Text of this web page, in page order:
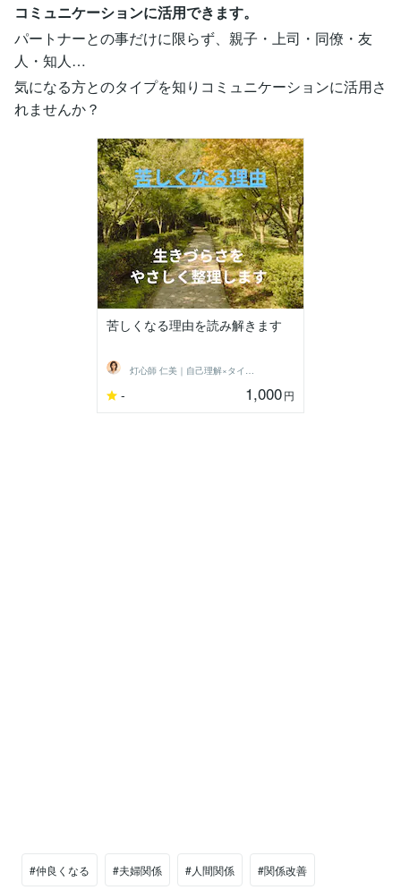
コミュニケーションに活用できます。
パートナーとの事だけに限らず、親子・上司・同僚・友
人・知人…
気になる方とのタイプを知りコミュニケーションに活用さ
れませんか？
苦しくなる理由を読み解きます
灯心師 仁美｜自己理解×タイプ別診断
- 1,000円
#仲良くなる #夫婦関係 #人間関係 #関係改善